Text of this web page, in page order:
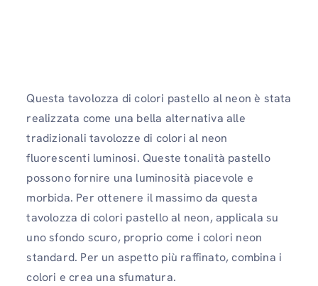
Questa tavolozza di colori pastello al neon è stata
realizzata come una bella alternativa alle
tradizionali tavolozze di colori al neon
fluorescenti luminosi. Queste tonalità pastello
possono fornire una luminosità piacevole e
morbida. Per ottenere il massimo da questa
tavolozza di colori pastello al neon, applicala su
uno sfondo scuro, proprio come i colori neon
standard. Per un aspetto più raffinato, combina i
colori e crea una sfumatura.